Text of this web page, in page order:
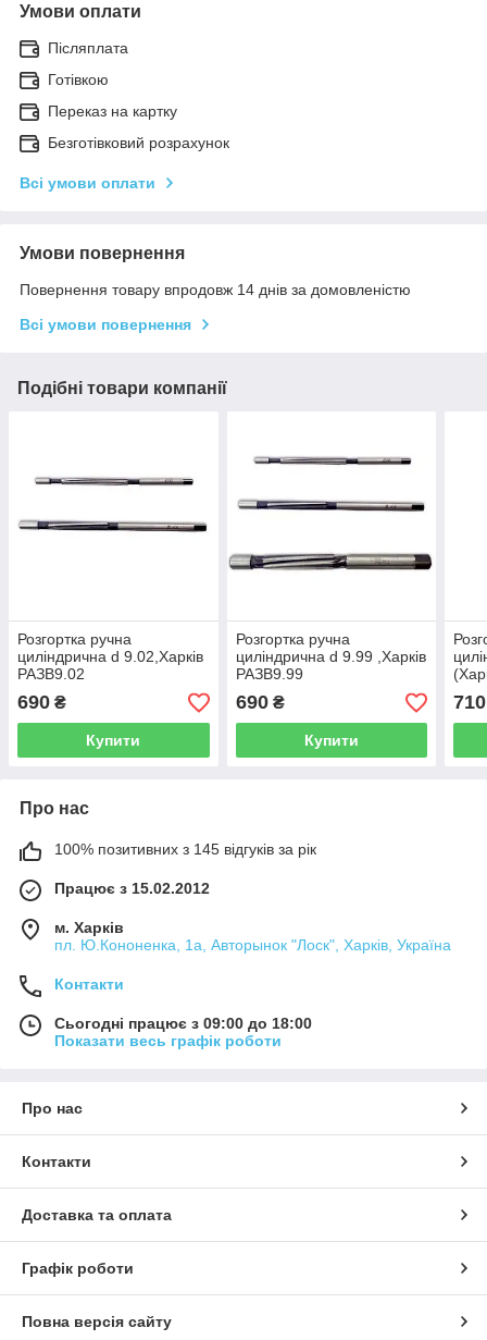
Умови оплати
Післяплата
Готівкою
Переказ на картку
Безготівковий розрахунок
Всі умови оплати
Умови повернення
Повернення товару впродовж 14 днів за домовленістю
Всі умови повернення
Подібні товари компанії
Розгортка ручна
циліндрична d 9.02,Харків
РАЗВ9.02
690 ₴
Купити
Розгортка ручна
циліндрична d 9.99 ,Харків
РАЗВ9.99
690₴
Купити
710
Про нас
100% позитивних з 145 відгуків за рік
Працює з 15.02.2012
м. Харків
пл. Ю.Кононенка, 1а, Авторынок "Лоск", Харків, Україна
Контакти
Сьогодні працює з 09:00 до 18:00
Показати весь графік роботи
Про нас
Контакти
Доставка та оплата
Графік роботи
Повна версія сайту